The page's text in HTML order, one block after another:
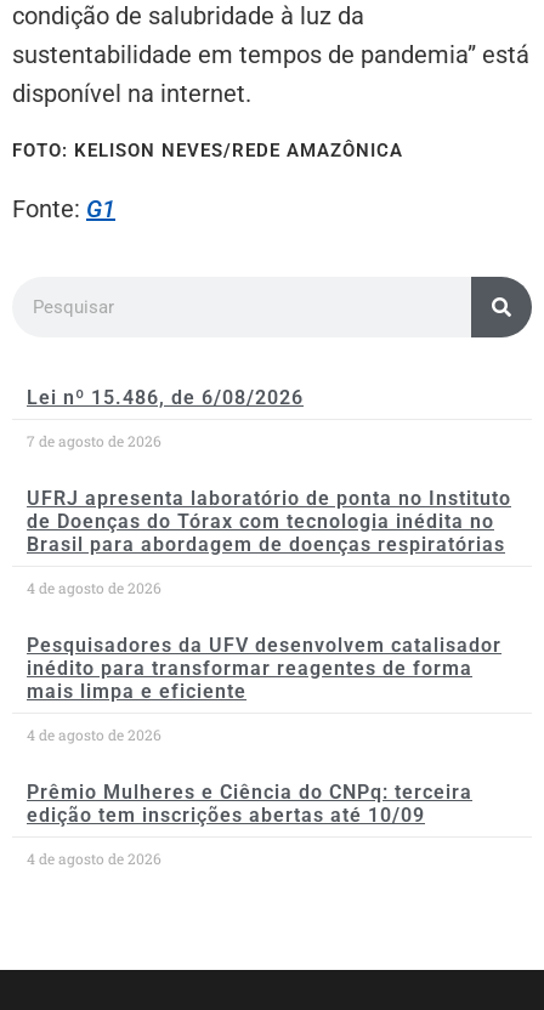
condição de salubridade à luz da
sustentabilidade em tempos de pandemia” está
disponível na internet.
FOTO: KELISON NEVES/REDE AMAZÔNICA
Fonte: G1
Lei nº 15.486, de 6/08/2026
7 de agosto de 2026
UFRJ apresenta laboratório de ponta no Instituto
de Doenças do Tórax com tecnologia inédita no
Brasil para abordagem de doenças respiratórias
4 de agosto de 2026
Pesquisadores da UFV desenvolvem catalisador
inédito para transformar reagentes de forma
mais limpa e eficiente
4 de agosto de 2026
Prêmio Mulheres e Ciência do CNPq: terceira
edição tem inscrições abertas até 10/09
4 de agosto de 2026